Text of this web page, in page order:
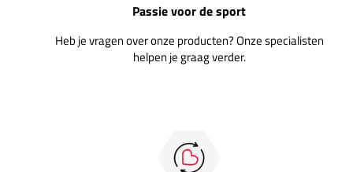
Passie voor de sport
Heb je vragen over onze producten? Onze specialisten
helpen je graag verder.